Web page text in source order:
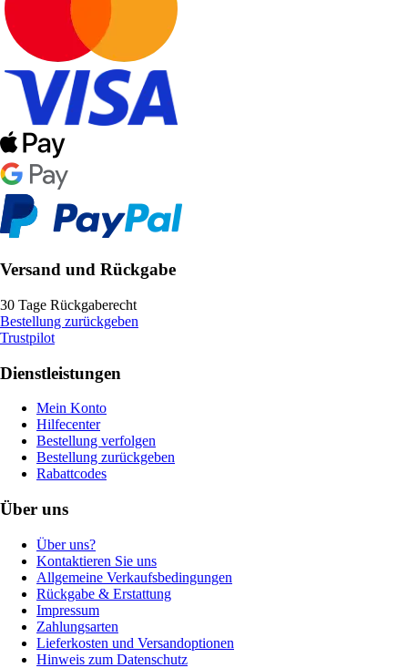
Versand und Rückgabe
30 Tage Rückgaberecht
Bestellung zurückgeben
Trustpilot
Dienstleistungen
Mein Konto
Hilfecenter
Bestellung verfolgen
Bestellung zurückgeben
Rabattcodes
Über uns
Über uns?
Kontaktieren Sie uns
Allgemeine Verkaufsbedingungen
Rückgabe & Erstattung
Impressum
Zahlungsarten
Lieferkosten und Versandoptionen
Hinweis zum Datenschutz